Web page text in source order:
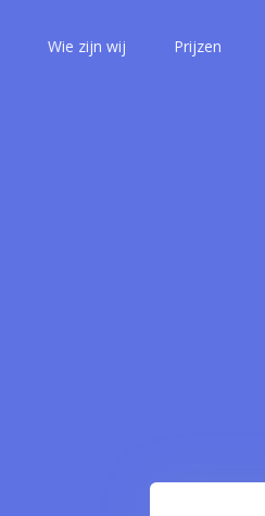
Wie zijn wij Prijzen